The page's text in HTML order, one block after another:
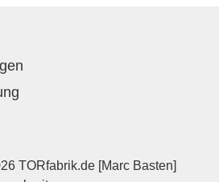
TORfabrik.de [Marc Basten]